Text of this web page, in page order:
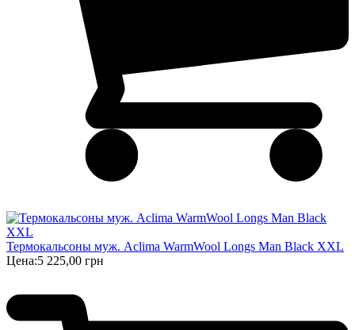
Термокальсоны муж. Aclima WarmWool Longs Man Black XXL
Цена:5 225,00 грн